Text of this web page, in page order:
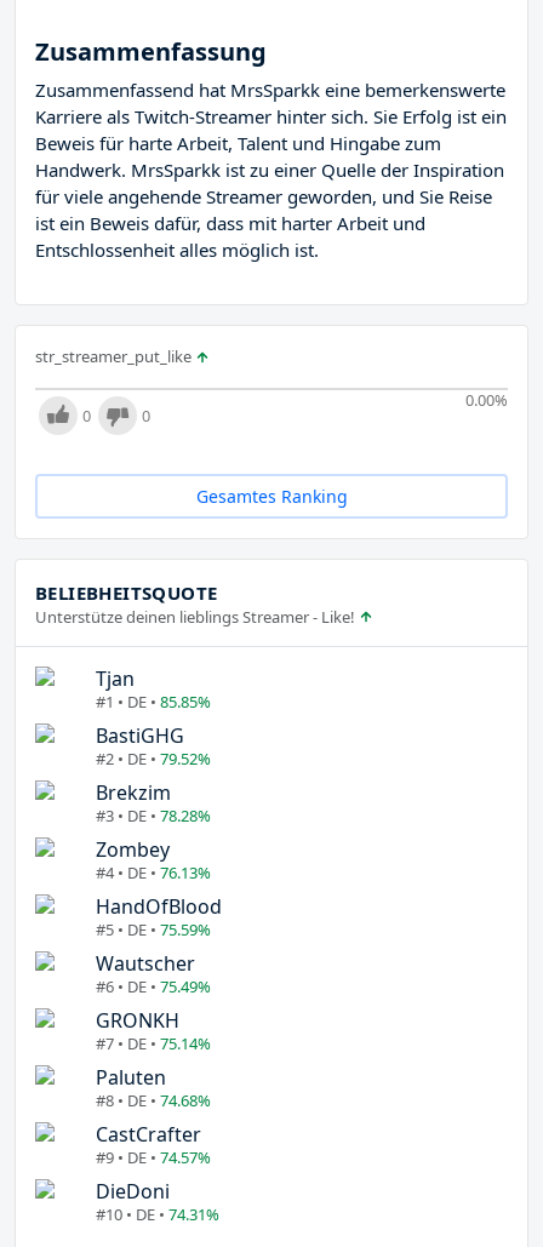
Zusammenfassung
Zusammenfassend hat MrsSparkk eine bemerkenswerte
Karriere als Twitch-Streamer hinter sich. Sie Erfolg ist ein
Beweis für harte Arbeit, Talent und Hingabe zum
Handwerk. MrsSparkk ist zu einer Quelle der Inspiration
für viele angehende Streamer geworden, und Sie Reise
ist ein Beweis dafür, dass mit harter Arbeit und
Entschlossenheit alles möglich ist.
str_streamer_put_like
0.00%
0 0
Gesamtes Ranking
BELIEBHEITSQUOTE
Unterstütze deinen lieblings Streamer - Like!
Tjan
#1 • DE • 85.85%
BastiGHG
#2 • DE • 79.52%
Brekzim
#3 • DE • 78.28%
Zombey
#4 • DE • 76.13%
HandOfBlood
#5 • DE • 75.59%
Wautscher
#6 • DE • 75.49%
GRONKH
#7 • DE • 75.14%
Paluten
#8 • DE • 74.68%
CastCrafter
#9 • DE • 74.57%
DieDoni
#10 • DE • 74.31%